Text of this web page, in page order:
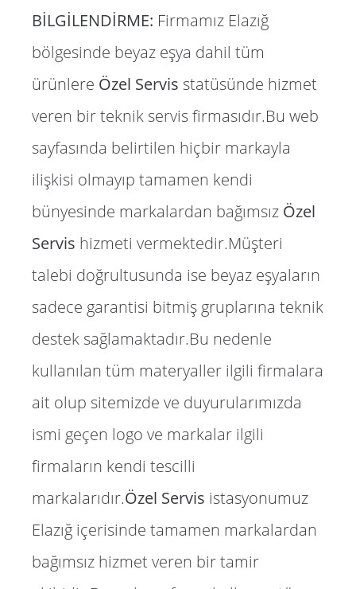
BİLGİLENDİRME: Firmamız Elazığ
bölgesinde beyaz eşya dahil tüm
ürünlere Özel Servis statüsünde hizmet
veren bir teknik servis firmasıdır.Bu web
sayfasında belirtilen hiçbir markayla
ilişkisi olmayıp tamamen kendi
bünyesinde markalardan bağımsız Özel
Servis hizmeti vermektedir.Müşteri
talebi doğrultusunda ise beyaz eşyaların
sadece garantisi bitmiş gruplarına teknik
destek sağlamaktadır.Bu nedenle
kullanılan tüm materyaller ilgili firmalara
ait olup sitemizde ve duyurularımızda
ismi geçen logo ve markalar ilgili
firmaların kendi tescilli
markalarıdır.Özel Servis istasyonumuz
Elazığ içerisinde tamamen markalardan
bağımsız hizmet veren bir tamir